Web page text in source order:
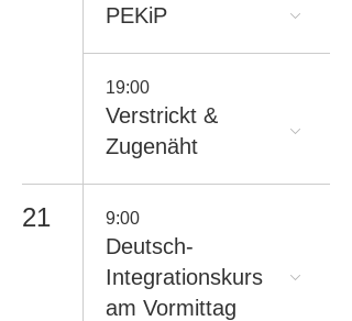
PEKiP
19:00
Verstrickt &
Zugenäht
21 9:00
Deutsch-
Integrationskurs
am Vormittag